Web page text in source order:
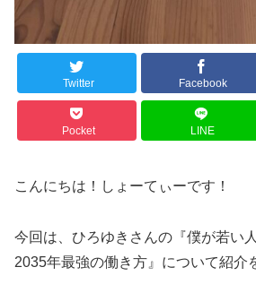
Twitter Facebook
Pocket LINE
こんにちは！しょーてぃーです！
今回は、ひろゆきさんの『僕が若い
2035年最強の働き方』について紹介